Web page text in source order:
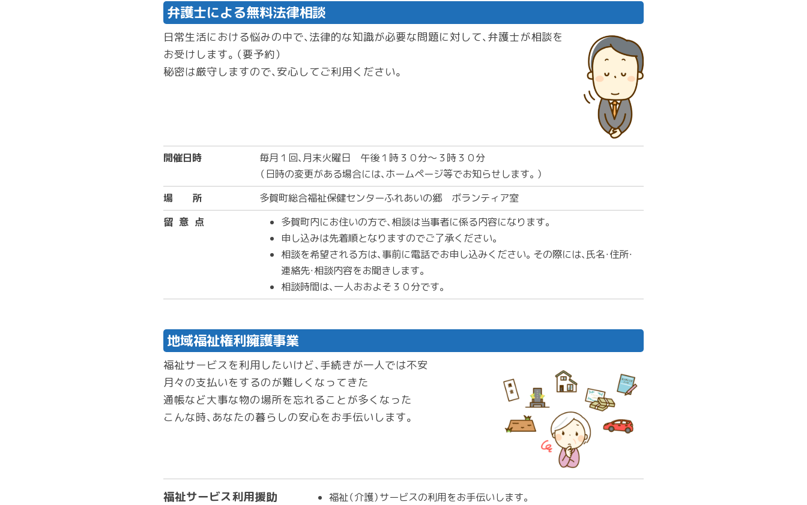
弁護士による無料法律相談
日常生活における悩みの中で、法律的な知識が必要な問題に対して、弁護士が相談を
お受けします。（要予約）
秘密は厳守しますので、安心してご利用ください。
開催日時
毎月１回、月末火曜日 午後１時３０分～３時３０分
（日時の変更がある場合には、ホームページ等でお知らせします。）
場 所
多賀町総合福祉保健センターふれあいの郷 ボランティア室
留 意 点
多賀町内にお住いの方で、相談は当事者に係る内容になります。
申し込みは先着順となりますのでご了承ください。
相談を希望される方は、事前に電話でお申し込みください。その際には、氏名・住所・
連絡先・相談内容をお聞きします。
相談時間は、一人おおよそ３０分です。
地域福祉権利擁護事業
福祉サービスを利用したいけど、手続きが一人では不安
月々の支払いをするのが難しくなってきた
通帳など大事な物の場所を忘れることが多くなった
こんな時、あなたの暮らしの安心をお手伝いします。
福祉サービス利用援助
福祉（介護）サービスの利用をお手伝いします。